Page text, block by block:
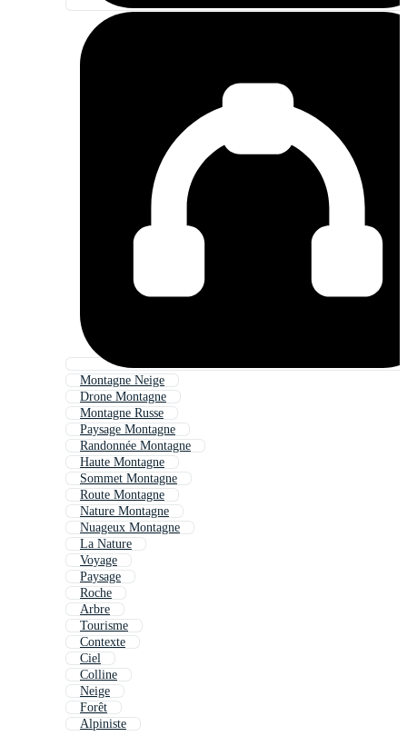
Montagne Neige
Drone Montagne
Montagne Russe
Paysage Montagne
Randonnée Montagne
Haute Montagne
Sommet Montagne
Route Montagne
Nature Montagne
Nuageux Montagne
La Nature
Voyage
Paysage
Roche
Arbre
Tourisme
Contexte
Ciel
Colline
Neige
Forêt
Alpiniste